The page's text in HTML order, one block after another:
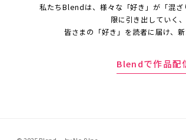
私たちBlendは、様々な「好き」が「混
限に引き出していく
皆さまの「好き」を読者に届け、
Blendで作品配